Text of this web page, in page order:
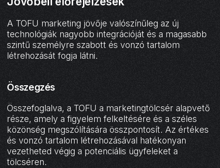
A TOFU marketing jövője valószínűleg az új
technológiák nagyobb integrációját és a magasabb
szintű személyre szabott és vonzó tartalom
létrehozását fogja látni.
Összegzés
Összefoglalva, a TOFU a marketingtölcsér alapvető
része, amely a figyelem felkeltésére és a széles
közönség megszólítására összpontosít. Az értékes
és vonzó tartalom létrehozásával hatékonyan
vezetheted végig a potenciális ügyfeleket a
tölcséren.